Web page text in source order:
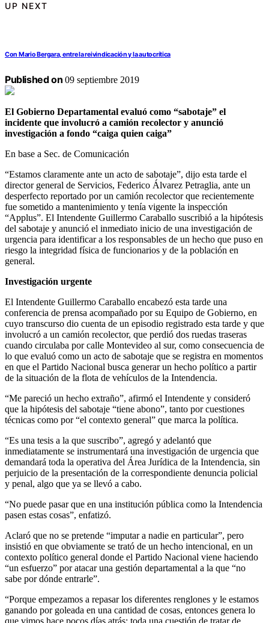
UP NEXT
Con Mario Bergara, entre la reivindicación y la autocrítica
Published on 09 septiembre 2019
El Gobierno Departamental evaluó como “sabotaje” el
incidente que involucró a camión recolector y anunció
investigación a fondo “caiga quien caiga”
En base a Sec. de Comunicación
“Estamos claramente ante un acto de sabotaje”, dijo esta tarde el
director general de Servicios, Federico Álvarez Petraglia, ante un
desperfecto reportado por un camión recolector que recientemente
fue sometido a mantenimiento y tenía vigente la inspección
“Applus”. El Intendente Guillermo Caraballo suscribió a la hipótesis
del sabotaje y anunció el inmediato inicio de una investigación de
urgencia para identificar a los responsables de un hecho que puso en
riesgo la integridad física de funcionarios y de la población en
general.
Investigación urgente
El Intendente Guillermo Caraballo encabezó esta tarde una
conferencia de prensa acompañado por su Equipo de Gobierno, en
cuyo transcurso dio cuenta de un episodio registrado esta tarde y que
involucró a un camión recolector, que perdió dos ruedas traseras
cuando circulaba por calle Montevideo al sur, como consecuencia de
lo que evaluó como un acto de sabotaje que se registra en momentos
en que el Partido Nacional busca generar un hecho político a partir
de la situación de la flota de vehículos de la Intendencia.
“Me pareció un hecho extraño”, afirmó el Intendente y consideró
que la hipótesis del sabotaje “tiene abono”, tanto por cuestiones
técnicas como por “el contexto general” que marca la política.
“Es una tesis a la que suscribo”, agregó y adelantó que
inmediatamente se instrumentará una investigación de urgencia que
demandará toda la operativa del Área Jurídica de la Intendencia, sin
perjuicio de la presentación de la correspondiente denuncia policial
y penal, algo que ya se llevó a cabo.
“No puede pasar que en una institución pública como la Intendencia
pasen estas cosas”, enfatizó.
Aclaró que no se pretende “imputar a nadie en particular”, pero
insistió en que obviamente se trató de un hecho intencional, en un
contexto político general donde el Partido Nacional viene haciendo
“un esfuerzo” por atacar una gestión departamental a la que “no
sabe por dónde entrarle”.
“Porque empezamos a repasar los diferentes renglones y le estamos
ganando por goleada en una cantidad de cosas, entonces genera lo